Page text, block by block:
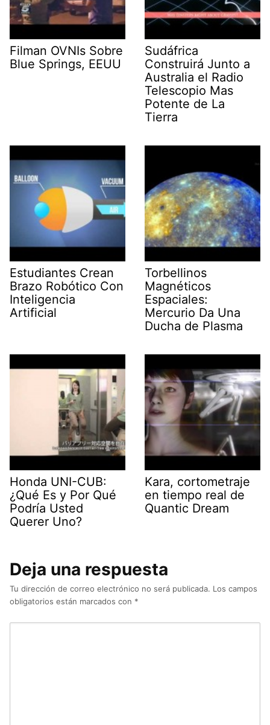
Filman OVNIs Sobre
Blue Springs, EEUU
Sudáfrica
Construirá Junto a
Australia el Radio
Telescopio Mas
Potente de La
Tierra
Estudiantes Crean
Brazo Robótico Con
Inteligencia
Artificial
Torbellinos
Magnéticos
Espaciales:
Mercurio Da Una
Ducha de Plasma
Honda UNI-CUB:
¿Qué Es y Por Qué
Podría Usted
Querer Uno?
Kara, cortometraje
en tiempo real de
Quantic Dream
Deja una respuesta
Tu dirección de correo electrónico no será publicada. Los campos
obligatorios están marcados con *